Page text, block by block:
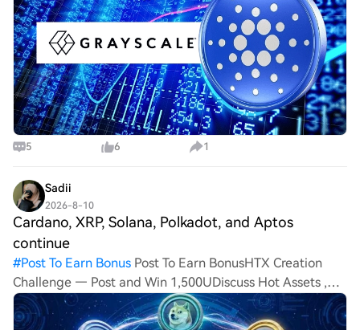
5 6 1
Sadii
2026-8-10
Cardano, XRP, Solana, Polkadot, and Aptos
continue
#Post To Earn Bonus Post To Earn BonusHTX Creation
Challenge — Post and Win 1,500UDiscuss Hot Assets ,
Enter the Lucky DrawCardano, XRP, Solana, Polkadot, and
Aptos continue attracting attention as market sentiment